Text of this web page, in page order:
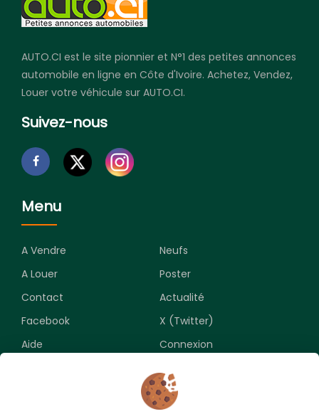
AUTO.CI est le site pionnier et N°1 des petites annonces
automobile en ligne en Côte d'Ivoire. Achetez, Vendez,
Louer votre véhicule sur AUTO.CI.
Suivez-nous
Menu
A Vendre
Neufs
A Louer
Poster
Contact
Actualité
Facebook
X (Twitter)
Aide
Connexion